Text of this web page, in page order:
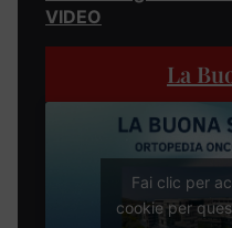
VIDEO
La
Fai clic per
cookie per